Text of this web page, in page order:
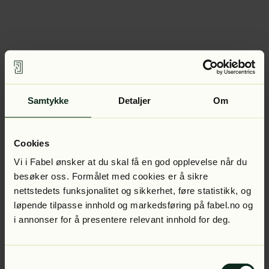
Samtykke Detaljer Om
Cookies
Vi i Fabel ønsker at du skal få en god opplevelse når du
besøker oss. Formålet med cookies er å sikre
nettstedets funksjonalitet og sikkerhet, føre statistikk, og
løpende tilpasse innhold og markedsføring på fabel.no og
i annonser for å presentere relevant innhold for deg.